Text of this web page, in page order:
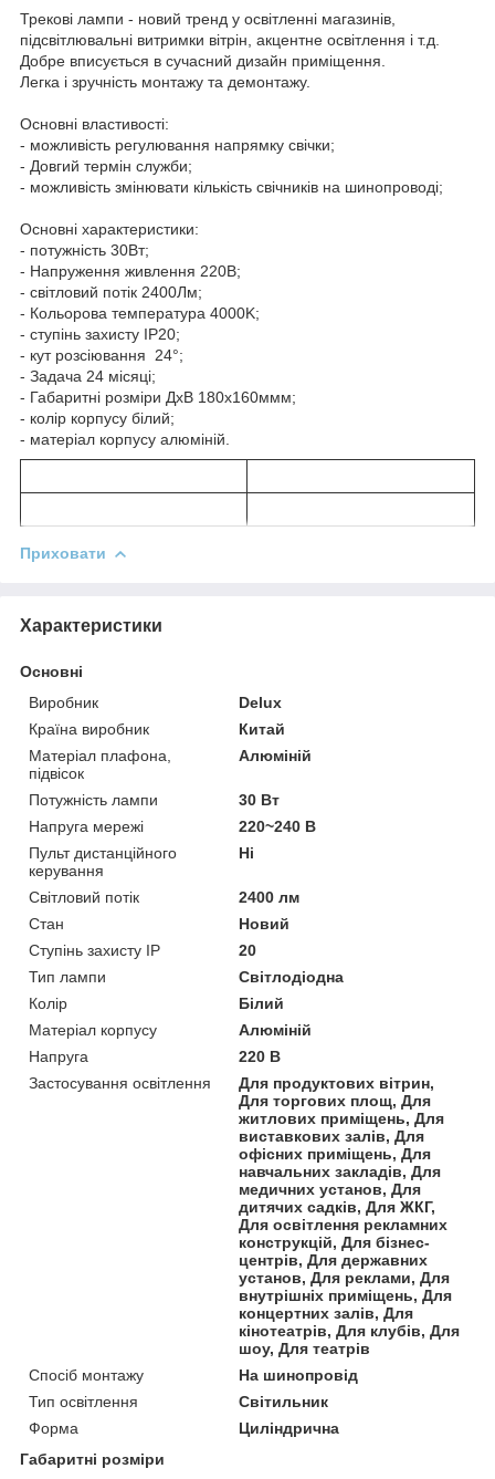
Трекові лампи - новий тренд у освітленні магазинів,
підсвітлювальні витримки вітрін, акцентне освітлення і т.д.
Добре вписується в сучасний дизайн приміщення.
Легка і зручність монтажу та демонтажу.
Основні властивості:
- можливість регулювання напрямку свічки;
- Довгий термін служби;
- можливість змінювати кількість свічників на шинопроводі;
Основні характеристики:
- потужність 30Вт;
- Напруження живлення 220В;
- світловий потік 2400Лм;
- Кольорова температура 4000K;
- ступінь захисту IP20;
- кут розсіювання 24°;
- Задача 24 місяці;
- Габаритні розміри ДхВ 180х160ммм;
- колір корпусу білий;
- матеріал корпусу алюміній.
Приховати
Характеристики
Основні
Виробник
Delux
Країна виробник
Китай
Матеріал плафона,
підвісок
Алюміній
Потужність лампи
30 Вт
Напруга мережі
220~240 В
Пульт дистанційного
керування
Ні
Світловий потік
2400 лм
Стан
Новий
Ступінь захисту IP
20
Тип лампи
Світлодіодна
Колір
Білий
Матеріал корпусу
Алюміній
Напруга
220 В
Застосування освітлення
Для продуктових вітрин,
Для торгових площ, Для
житлових приміщень, Для
виставкових залів, Для
офісних приміщень, Для
навчальних закладів, Для
медичних установ, Для
дитячих садків, Для ЖКГ,
Для освітлення рекламних
конструкцій, Для бізнес-
центрів, Для державних
установ, Для реклами, Для
внутрішніх приміщень, Для
концертних залів, Для
кінотеатрів, Для клубів, Для
шоу, Для театрів
Спосіб монтажу
На шинопровід
Тип освітлення
Світильник
Форма
Циліндрична
Габаритні розміри